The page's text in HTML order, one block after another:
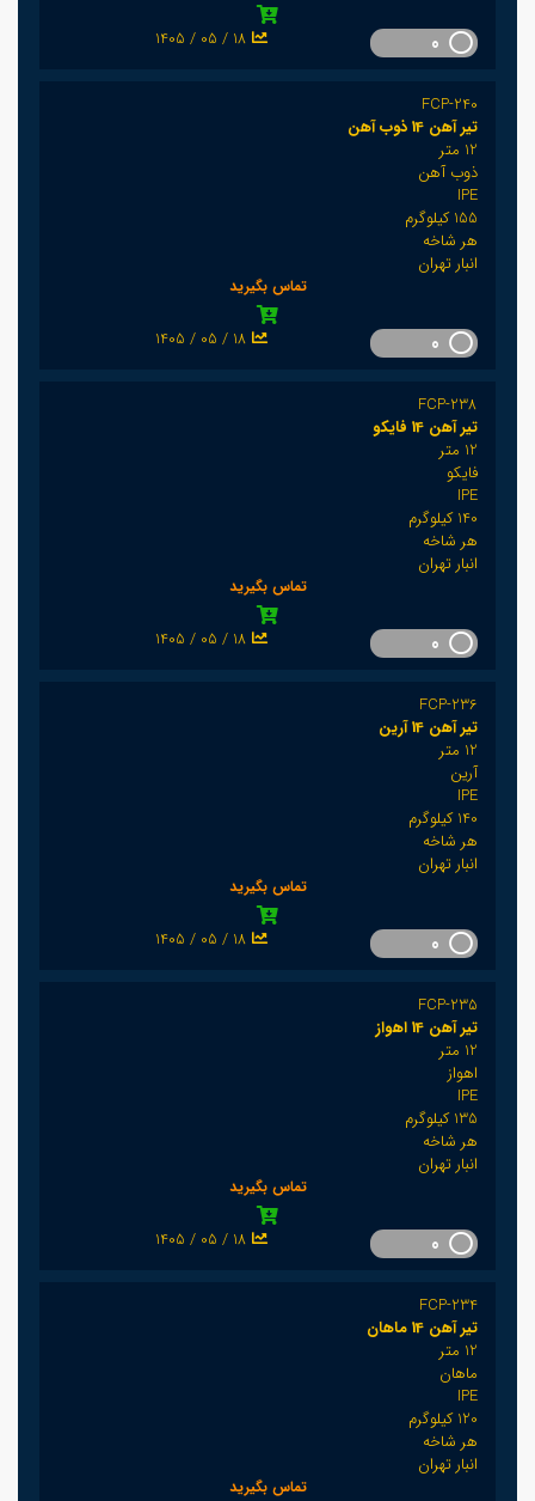
1405 / 05 / 18
FCP-240
تیر آهن 14 ذوب آهن
12 متر
ذوب آهن
IPE
155 کیلوگرم
هر شاخه
انبار تهران
تماس بگیرید
1405 / 05 / 18
FCP-238
تیر آهن 14 فایکو
12 متر
فایکو
IPE
140 کیلوگرم
هر شاخه
انبار تهران
تماس بگیرید
1405 / 05 / 18
FCP-236
تیر آهن 14 آرین
12 متر
آرین
IPE
140 کیلوگرم
هر شاخه
انبار تهران
تماس بگیرید
1405 / 05 / 18
FCP-235
تیر آهن 14 اهواز
12 متر
اهواز
IPE
135 کیلوگرم
هر شاخه
انبار تهران
تماس بگیرید
1405 / 05 / 18
FCP-234
تیر آهن 14 ماهان
12 متر
ماهان
IPE
120 کیلوگرم
هر شاخه
انبار تهران
تماس بگیرید